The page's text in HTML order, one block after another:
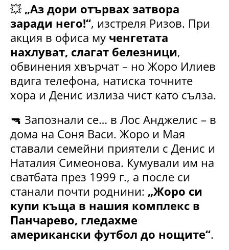
💥 „Аз дори отървах затвора
заради него!“, изстреля Ризов. При
акция в офиса му ченгетата
нахлуват, слагат белезници,
обвинения хвърчат – но Жоро Илиев
вдига телефона, натиска точните
хора и Денис излиза чист като сълза.
🔫 Запознали се… в Лос Анджелис – в
дома на Соня Васи. Жоро и Мая
ставали семейни приятели с Денис и
Наталия Симеонова. Кумували им на
сватбата през 1999 г., а после си
станали почти роднини: „Жоро си
купи къща в нашия комплекс в
Панчарево, гледахме
американски футбол до нощите“.